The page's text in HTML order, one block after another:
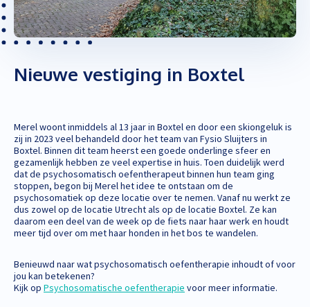
Nieuwe vestiging in Boxtel
Merel woont inmiddels al 13 jaar in Boxtel en door een skiongeluk is
zij in 2023 veel behandeld door het team van Fysio Sluijters in
Boxtel. Binnen dit team heerst een goede onderlinge sfeer en
gezamenlijk hebben ze veel expertise in huis. Toen duidelijk werd
dat de psychosomatisch oefentherapeut binnen hun team ging
stoppen, begon bij Merel het idee te ontstaan om de
psychosomatiek op deze locatie over te nemen. Vanaf nu werkt ze
dus zowel op de locatie Utrecht als op de locatie Boxtel. Ze kan
daarom een deel van de week op de fiets naar haar werk en houdt
meer tijd over om met haar honden in het bos te wandelen.
Benieuwd naar wat psychosomatisch oefentherapie inhoudt of voor
jou kan betekenen?
Kijk op Psychosomatische oefentherapie voor meer informatie.